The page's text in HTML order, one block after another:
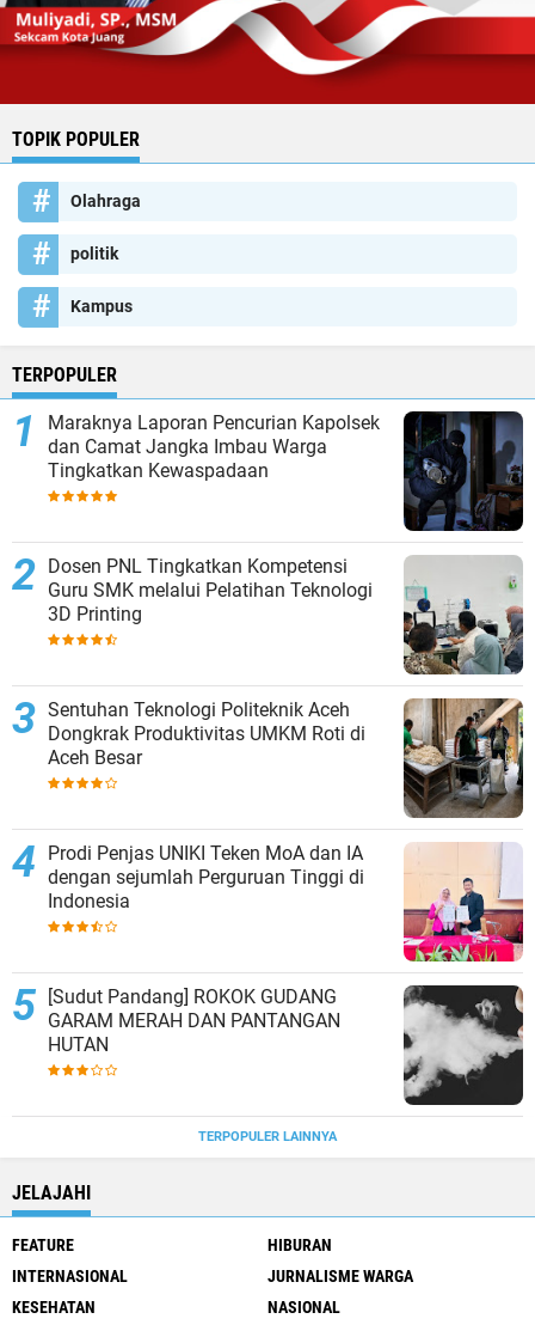
TOPIK POPULER
Olahraga
politik
Kampus
TERPOPULER
Maraknya Laporan Pencurian Kapolsek
dan Camat Jangka Imbau Warga
Tingkatkan Kewaspadaan
Dosen PNL Tingkatkan Kompetensi
Guru SMK melalui Pelatihan Teknologi
3D Printing
Sentuhan Teknologi Politeknik Aceh
Dongkrak Produktivitas UMKM Roti di
Aceh Besar
Prodi Penjas UNIKI Teken MoA dan IA
dengan sejumlah Perguruan Tinggi di
Indonesia
[Sudut Pandang] ROKOK GUDANG
GARAM MERAH DAN PANTANGAN
HUTAN
TERPOPULER LAINNYA
JELAJAHI
FEATURE
HIBURAN
INTERNASIONAL
JURNALISME WARGA
KESEHATAN
NASIONAL